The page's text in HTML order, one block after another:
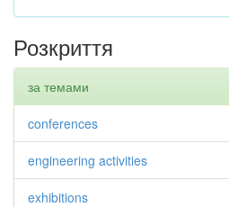
Розкриття
за темами
conferences
engineering activities
exhibitions